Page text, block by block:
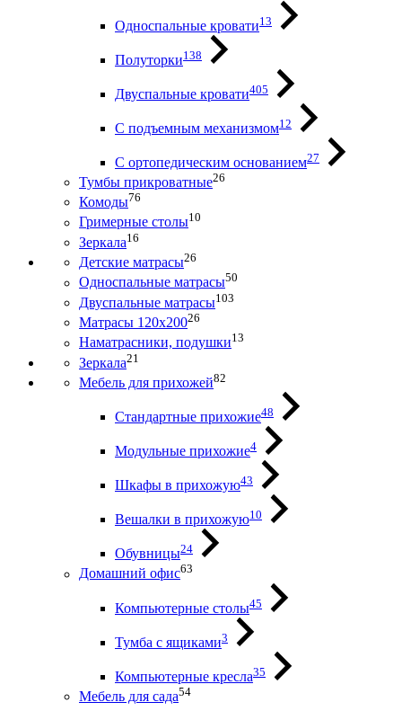
Односпальные кровати13
Полуторки138
Двуспальные кровати405
С подъемным механизмом12
С ортопедическим основанием27
Тумбы прикроватные26
Комоды76
Гримерные столы10
Зеркала16
Детские матрасы26
Односпальные матрасы50
Двуспальные матрасы103
Матрасы 120х20026
Наматрасники, подушки13
Зеркала21
Мебель для прихожей82
Стандартные прихожие48
Модульные прихожие4
Шкафы в прихожую43
Вешалки в прихожую10
Обувницы24
Домашний офис63
Компьютерные столы45
Тумба с ящиками3
Компьютерные кресла35
Мебель для сада54